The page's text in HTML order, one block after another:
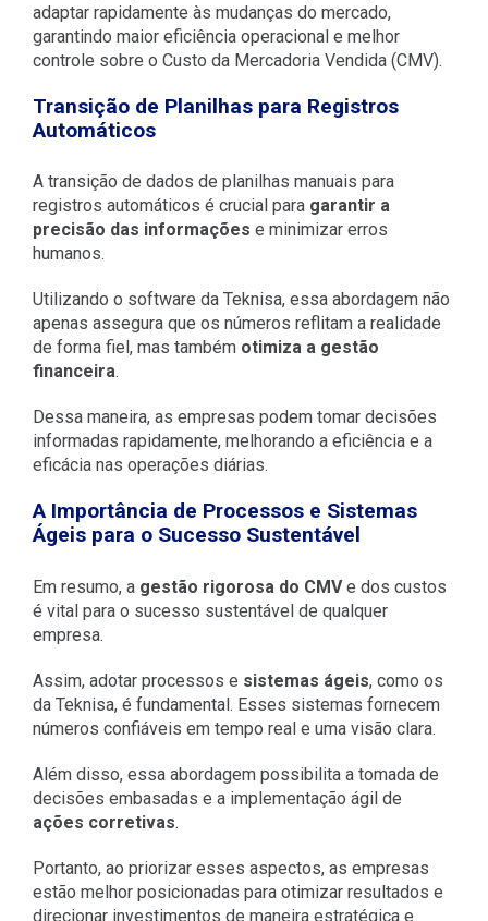
adaptar rapidamente às mudanças do mercado,
garantindo maior eficiência operacional e melhor
controle sobre o Custo da Mercadoria Vendida (CMV).
Transição de Planilhas para Registros
Automáticos
A transição de dados de planilhas manuais para
registros automáticos é crucial para garantir a
precisão das informações e minimizar erros
humanos.
Utilizando o software da Teknisa, essa abordagem não
apenas assegura que os números reflitam a realidade
de forma fiel, mas também otimiza a gestão
financeira.
Dessa maneira, as empresas podem tomar decisões
informadas rapidamente, melhorando a eficiência e a
eficácia nas operações diárias.
A Importância de Processos e Sistemas
Ágeis para o Sucesso Sustentável
Em resumo, a gestão rigorosa do CMVe dos custos
é vital para o sucesso sustentável de qualquer
empresa.
Assim, adotar processos e sistemas ágeis, como os
da Teknisa, é fundamental. Esses sistemas fornecem
números confiáveis em tempo real e uma visão clara.
Além disso, essa abordagem possibilita a tomada de
decisões embasadas e a implementação ágil de
ações corretivas.
Portanto, ao priorizar esses aspectos, as empresas
estão melhor posicionadas para otimizar resultados e
direcionar investimentos de maneira estratégica e